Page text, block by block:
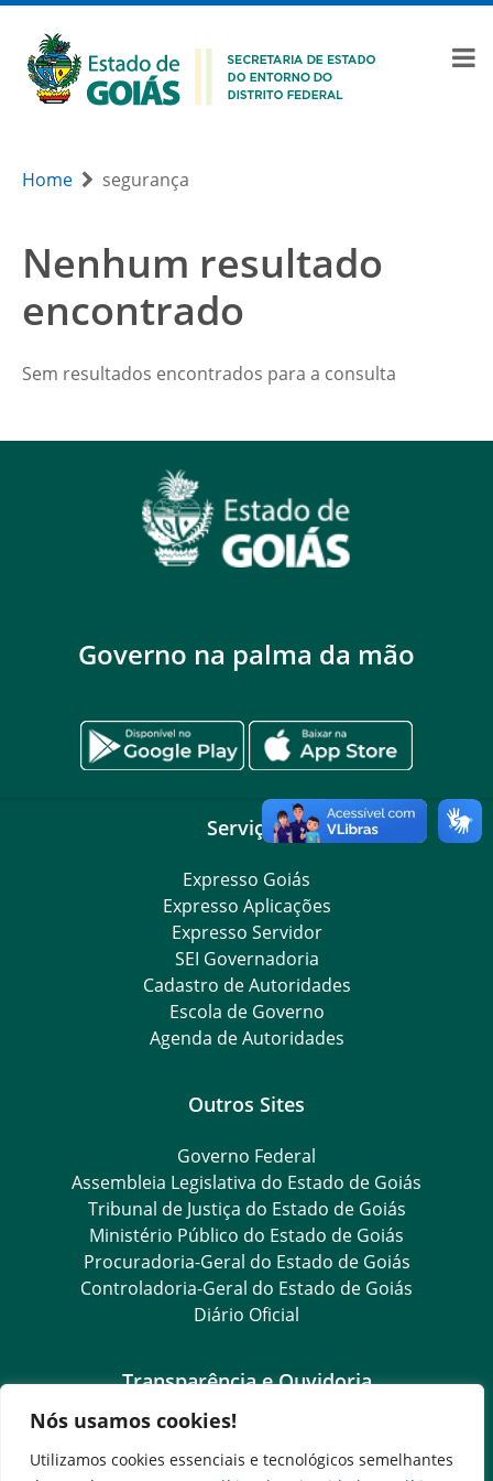
Nós usamos cookies!
Utilizamos cookies essenciais e tecnológicos semelhantes
Home segurança
Nenhum resultado
encontrado
Sem resultados encontrados para a consulta
Governo na palma da mão
Serviços
Expresso Goiás
Expresso Aplicações
Expresso Servidor
SEI Governadoria
Cadastro de Autoridades
Escola de Governo
Agenda de Autoridades
Outros Sites
Governo Federal
Assembleia Legislativa do Estado de Goiás
Tribunal de Justiça do Estado de Goiás
Ministério Público do Estado de Goiás
Procuradoria-Geral do Estado de Goiás
Controladoria-Geral do Estado de Goiás
Diário Oficial
Transparência e Ouvidoria
LGPD
Goiás Transparência